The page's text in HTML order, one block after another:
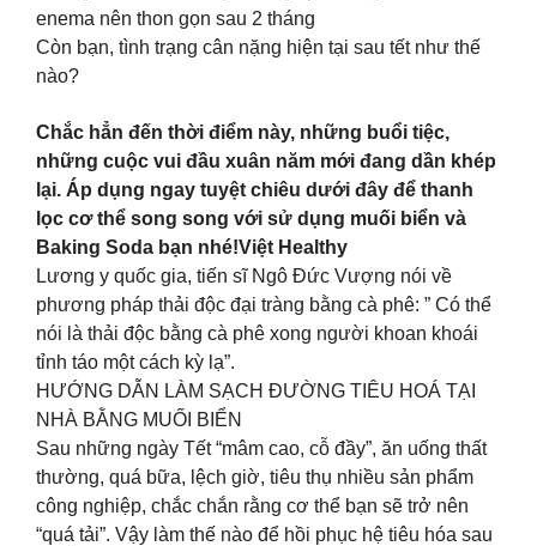
enema nên thon gọn sau 2 tháng
Còn bạn, tình trạng cân nặng hiện tại sau tết như thế
nào?
Chắc hẳn đến thời điểm này, những buổi tiệc,
những cuộc vui đầu xuân năm mới đang dần khép
lại. Áp dụng ngay tuyệt chiêu dưới đây để thanh
lọc cơ thể song song với sử dụng muối biển và
Baking Soda bạn nhé!Việt Healthy
Lương y quốc gia, tiến sĩ Ngô Đức Vượng nói về
phương pháp thải độc đại tràng bằng cà phê: ” Có thể
nói là thải độc bằng cà phê xong người khoan khoái
tỉnh táo một cách kỳ lạ”.
HƯỚNG DẪN LÀM SẠCH ĐƯỜNG TIÊU HOÁ TẠI
NHÀ BẰNG MUỐI BIỂN
Sau những ngày Tết “mâm cao, cỗ đầy”, ăn uống thất
thường, quá bữa, lệch giờ, tiêu thụ nhiều sản phẩm
công nghiệp, chắc chắn rằng cơ thể bạn sẽ trở nên
“quá tải”. Vậy làm thế nào để hồi phục hệ tiêu hóa sau